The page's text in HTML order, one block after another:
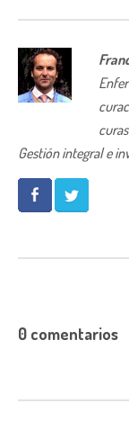
Gestión integral e
0 comentarios